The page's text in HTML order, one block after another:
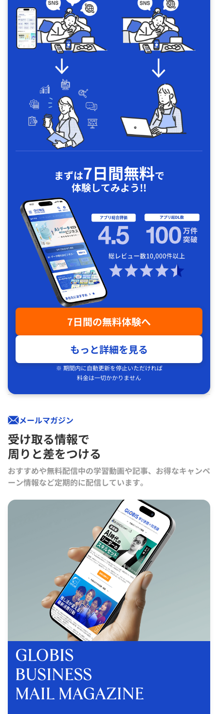
まずは7日間無料で
体験してみよう!!
7日間の無料体験へ
もっと詳細を見る
※ 期間内に自動更新を停止いただければ
料金は一切かかりません
メールマガジン
受け取る情報で
周りと差をつける
おすすめや無料配信中の学習動画や記事、お得なキャンペ
ーン情報など定期的に配信しています。